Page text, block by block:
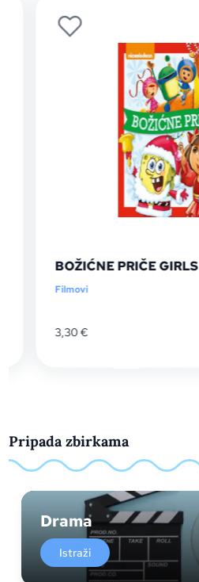
BOŽIĆNE PRIČE GIRLS
Filmovi
3,30€
Pripada zbirkama
Drama
Istraži